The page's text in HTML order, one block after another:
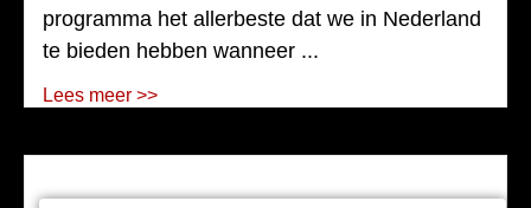
programma het allerbeste dat we in Nederland
te bieden hebben wanneer ...
Lees meer >>